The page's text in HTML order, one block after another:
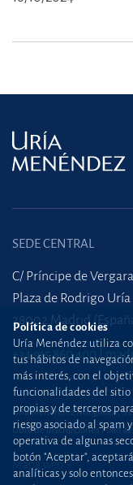
SEDE CENTRAL
C/ Príncipe de
Plaza de Rodrigo Uría
28002 Madrid
+34 915 860 400
Uría Menéndez Abogados,
Libro de Inscripciones Folio
Mapa web
Política de cookies
Uría Menéndez utiliza
tus hábitos de
más interés, con el
funcionalidades del sitio
propias y de terceros
riesgo asociado al spam
operativa de algunas
botón "Aceptar",
analíticas y solo